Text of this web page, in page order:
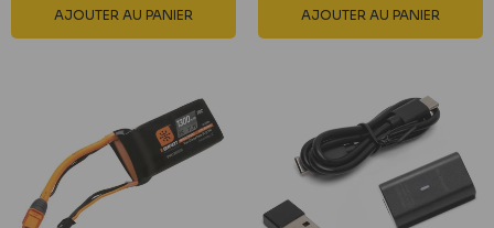
AJOUTER AU PANIER AJOUTER AU PANIER